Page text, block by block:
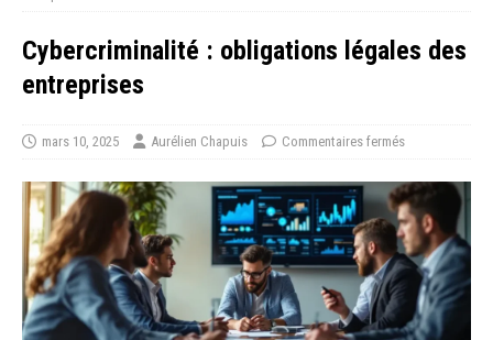
Cybercriminalité : obligations légales des
entreprises
mars 10, 2025 Aurélien Chapuis Commentaires fermés